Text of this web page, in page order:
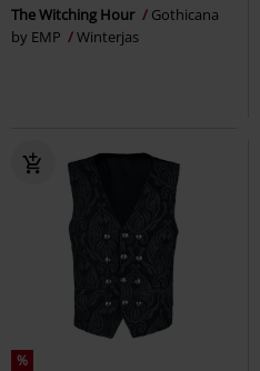
The Witching Hour
Gothicana
by EMP
Winterjas
%